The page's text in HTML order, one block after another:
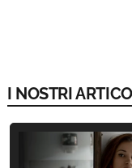
I NOSTRI